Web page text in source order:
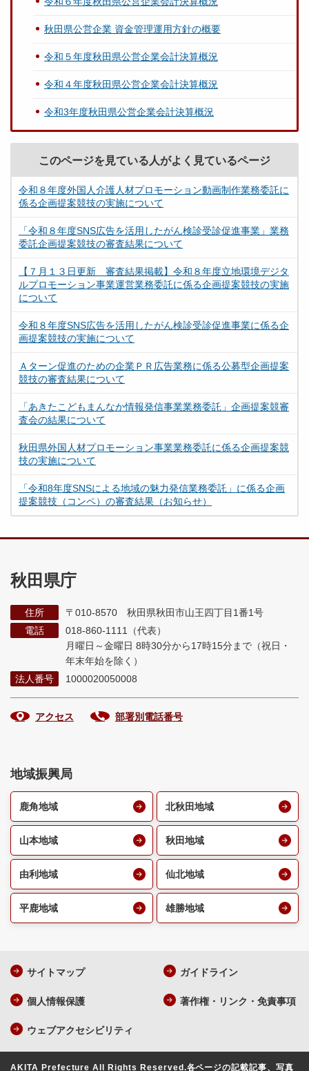
秋田県公営企業 資金管理運用方針の概要
令和５年度秋田県公営企業会計決算概況
令和４年度秋田県公営企業会計決算概況
令和3年度秋田県公営企業会計決算概況
このページを見ている人がよく見ているページ
令和８年度外国人介護人材プロモーション動画制作業務委託に
係る企画提案競技の実施について
「令和８年度SNS広告を活用したがん検診受診促進事業」業務
委託企画提案競技の審査結果について
【７月１３日更新 審査結果掲載】令和８年度立地環境デジタ
ルプロモーション事業運営業務委託に係る企画提案競技の実施
について
令和８年度SNS広告を活用したがん検診受診促進事業に係る企
画提案競技の実施について
Ａターン促進のための企業ＰＲ広告業務に係る公募型企画提案
競技の審査結果について
「あきたこどもまんなか情報発信事業業務委託」企画提案競審
査会の結果について
秋田県外国人材プロモーション事業業務委託に係る企画提案競
技の実施について
「令和8年度SNSによる地域の魅力発信業務委託」に係る企画
提案競技（コンペ）の審査結果（お知らせ）
秋田県庁
住所
〒010-8570 秋田県秋田市山王四丁目1番1号
電話
018-860-1111（代表）
月曜日～金曜日 8時30分から17時15分まで （祝日・
年末年始を除く）
法人番号
1000020050008
アクセス 部署別電話番号
地域振興局
鹿角地域 北秋田地域
山本地域 秋田地域
由利地域 仙北地域
平鹿地域 雄勝地域
サイトマップ ガイドライン
個人情報保護 著作権・リンク・免責事項
ウェブアクセシビリティ
AKITA Prefecture All Rights Reserved.各ページの記載記事、写真